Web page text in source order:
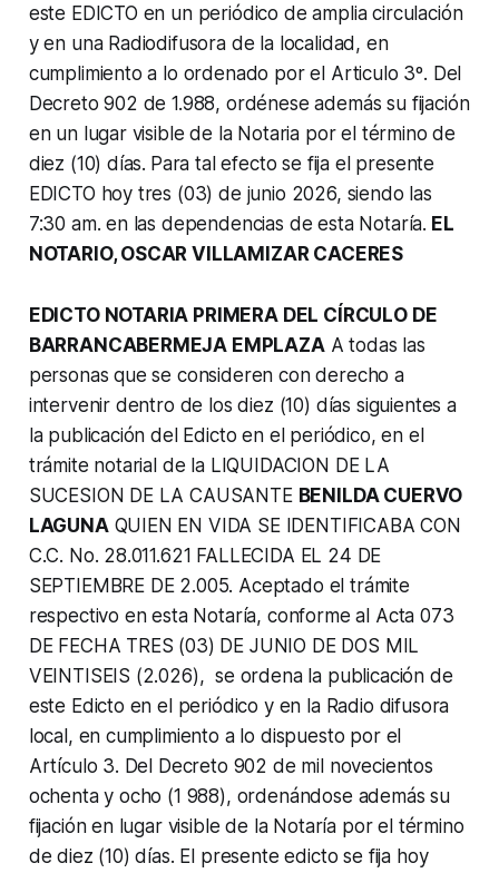
este EDICTO en un periódico de amplia circulación
y en una Radiodifusora de la localidad, en
cumplimiento a lo ordenado por el Articulo 3º. Del
Decreto 902 de 1.988, ordénese además su fijación
en un lugar visible de la Notaria por el término de
diez (10) días. Para tal efecto se fija el presente
EDICTO hoy tres (03) de junio 2026, siendo las
7:30 am. en las dependencias de esta Notaría. EL
NOTARIO, OSCAR VILLAMIZAR CACERES
EDICTO NOTARIA PRIMERA DEL CÍRCULO DE
BARRANCABERMEJA EMPLAZAA todas las
personas que se consideren con derecho a
intervenir dentro de los diez (10) días siguientes a
la publicación del Edicto en el periódico, en el
trámite notarial de la LIQUIDACION DE LA
SUCESION DE LA CAUSANTE BENILDA CUERVO
LAGUNAQUIEN EN VIDA SE IDENTIFICABA CON
C.C. No. 28.011.621 FALLECIDA EL 24 DE
SEPTIEMBRE DE 2.005. Aceptado el trámite
respectivo en esta Notaría, conforme al Acta 073
DE FECHA TRES (03) DE JUNIO DE DOS MIL
VEINTISEIS (2.026), se ordena la publicación de
este Edicto en el periódico y en la Radio difusora
local, en cumplimiento a lo dispuesto por el
Artículo 3. Del Decreto 902 de mil novecientos
ochenta y ocho (1 988), ordenándose además su
fijación en lugar visible de la Notaría por el término
de diez (10) días. El presente edicto se fija hoy